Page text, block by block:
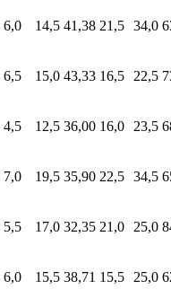
6,0 14,5 41,38 21,5 34,0
6,5 15,0 43,33 16,5 22,5
4,5 12,5 36,00 16,0 23,5
7,0 19,5 35,90 22,5 34,5
5,5 17,0 32,35 21,0 25,0
6,0 15,5 38,71 15,5 25,0